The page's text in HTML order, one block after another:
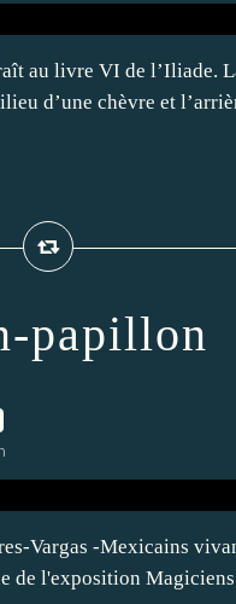
au livre VI de l’Iliade.
d’une chèvre et
papillon
Vargas -Mexicains
de l'exposition